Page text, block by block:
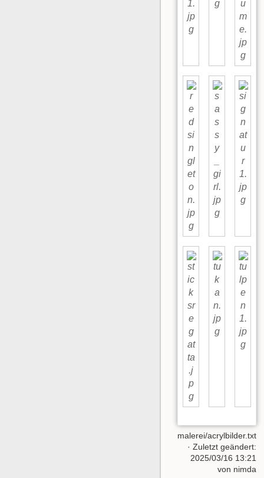
malerei/acrylbilder.txt
· Zuletzt geändert:
2025/03/16 13:21
von nimda